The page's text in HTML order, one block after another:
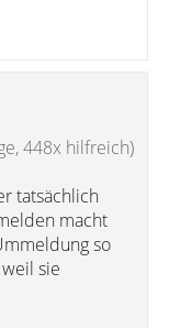
448x hilfreich)
tatsächlich
macht
so
sie